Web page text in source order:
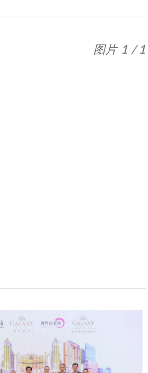
图片 1 / 1